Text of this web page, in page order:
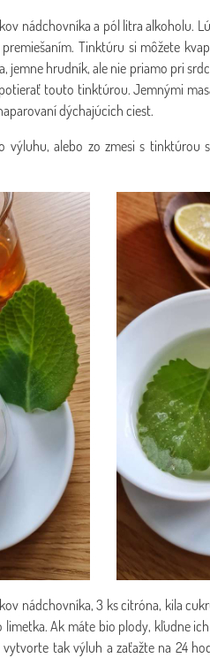
nádchovníka a pól litra alkoholu.
Tinktúru si môžete
jemne hrudník, ale nie priamo pri
touto tinktúrou. Jemnými
dýchajúcich ciest.
alebo zo zmesi s tinktúrou
nádchovníka, 3 ks citróna, kila
Ak máte bio plody, kľudne
tak výluh a zaťažte na 24